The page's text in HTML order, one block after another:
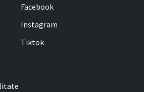
Facebook
Instagram
Tiktok